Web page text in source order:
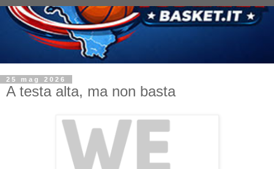
25 mag 2026
A testa alta, ma non basta